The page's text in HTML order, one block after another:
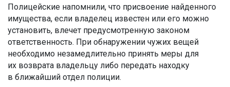
Полицейские напомнили, что присвоение найденного
имущества, если владелец известен или его можно
установить, влечет предусмотренную законом
ответственность. При обнаружении чужих вещей
необходимо незамедлительно принять меры для
их возврата владельцу либо передать находку
в ближайший отдел полиции.